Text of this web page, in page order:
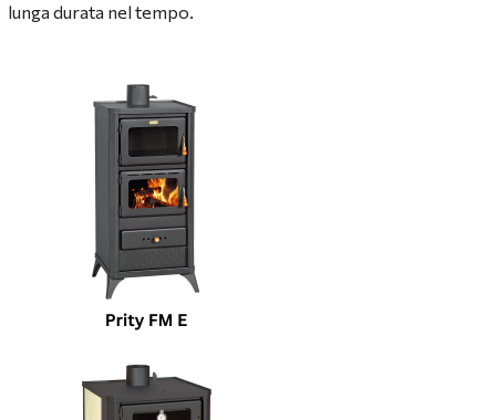
lunga durata nel tempo.